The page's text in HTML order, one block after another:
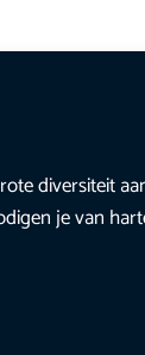
diversiteit
je van